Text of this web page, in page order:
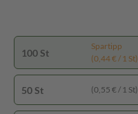
100 St
Spartipp
(0,44 € / 1 St)
50 St (0,55 € / 1 St)